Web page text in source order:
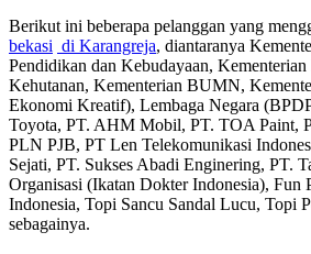
Berikut ini beberapa pelanggan yang
bekasi di Karangreja, diantaranya
Pendidikan dan Kebudayaan,
Kehutanan, Kementerian BUMN,
Ekonomi Kreatif), Lembaga Negara
Toyota, PT. AHM Mobil, PT. TOA Paint,
PLN PJB, PT Len Telekomunikasi
Sejati, PT. Sukses Abadi Enginering, PT.
Organisasi (Ikatan Dokter Indonesia), Fun
Indonesia, Topi Sancu Sandal Lucu, Topi
sebagainya.